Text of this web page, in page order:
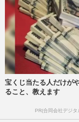
宝くじ当たる人だけが
ること、教えます
PR(合同会社デジ